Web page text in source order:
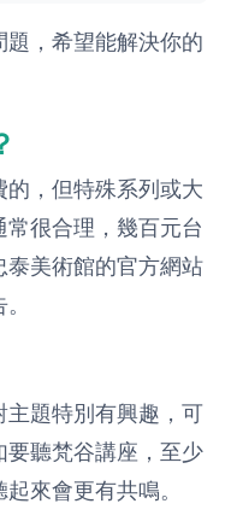
，希望能解決你的
，但特殊系列或大
很合理，幾百元台
美術館的官方網站
題特別有興趣，可
要聽梵谷講座，至少
來會更有共鳴。